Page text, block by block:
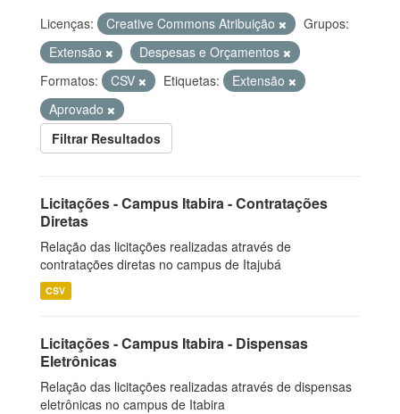
Licenças: Creative Commons Atribuição
Grupos:
Extensão
Despesas e Orçamentos
Formatos:
CSV Etiquetas:
Extensão
Aprovado
Filtrar Resultados
Licitações - Campus Itabira - Contratações
Diretas
Relação das licitações realizadas através de
contratações diretas no campus de Itajubá
CSV
Licitações - Campus Itabira - Dispensas
Eletrônicas
Relação das licitações realizadas através de dispensas
eletrônicas no campus de Itabira